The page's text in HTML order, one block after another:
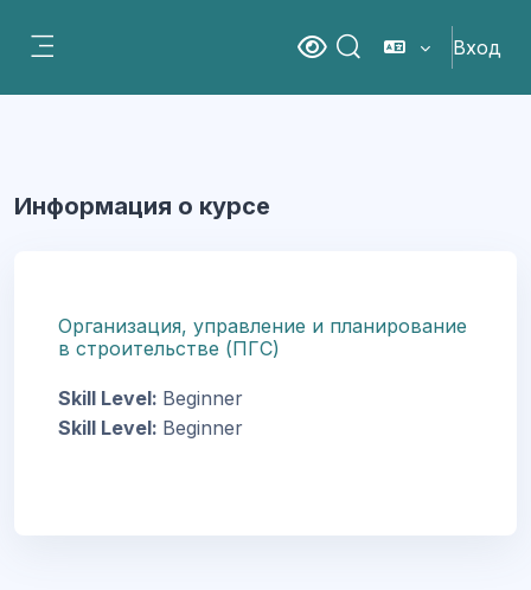
Версия для
Изменить данные
Вход
Информация о курсе
Организация, управление и планирование
в строительстве (ПГС)
Skill Level: Beginner
Skill Level: Beginner